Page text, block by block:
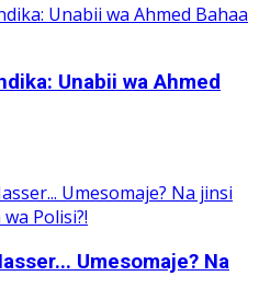
Unabii wa Ahmed
Umesomaje? Na